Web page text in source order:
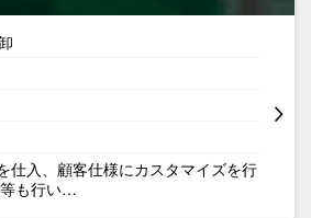
仕入、顧客仕様にカスタマイズを行
も行い…